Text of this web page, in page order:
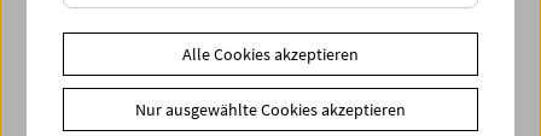
Alle Cookies akzeptieren
Nur ausgewählte Cookies akzeptieren